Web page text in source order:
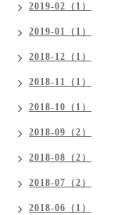
2019-02（1）
2019-01（1）
2018-12（1）
2018-11（1）
2018-10（1）
2018-09（2）
2018-08（2）
2018-07（2）
2018-06（1）